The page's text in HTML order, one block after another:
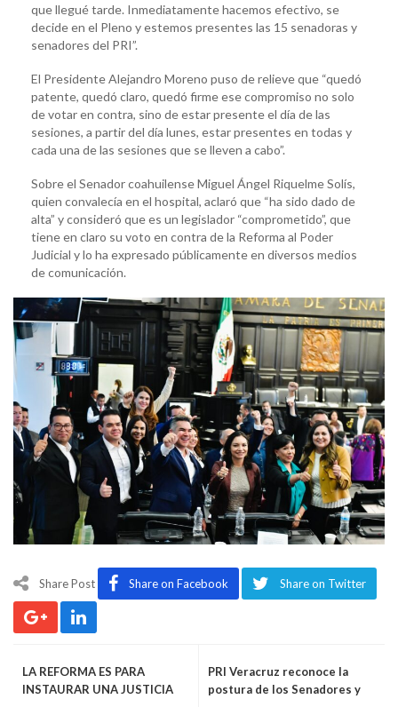
que llegué tarde. Inmediatamente hacemos efectivo, se
decide en el Pleno y estemos presentes las 15 senadoras y
senadores del PRI”.
El Presidente Alejandro Moreno puso de relieve que “quedó
patente, quedó claro, quedó firme ese compromiso no solo
de votar en contra, sino de estar presente el día de las
sesiones, a partir del día lunes, estar presentes en todas y
cada una de las sesiones que se lleven a cabo”.
Sobre el Senador coahuilense Miguel Ángel Riquelme Solís,
quien convalecía en el hospital, aclaró que “ha sido dado de
alta” y consideró que es un legislador “comprometido”, que
tiene en claro su voto en contra de la Reforma al Poder
Judicial y lo ha expresado públicamente en diversos medios
de comunicación.
Share Post Share on Facebook Share on Twitter
LA REFORMA ES PARA
INSTAURAR UNA JUSTICIA
PRI Veracruz reconoce la
postura de los Senadores y